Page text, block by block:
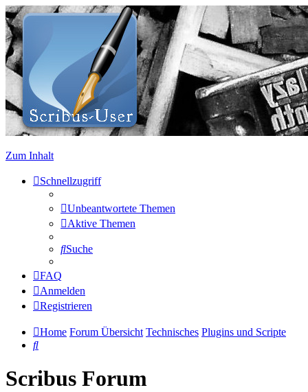
Zum Inhalt
Schnellzugriff
Unbeantwortete Themen
Aktive Themen
Suche
FAQ
Anmelden
Registrieren
Home Forum Übersicht Technisches Plugins und Scripte
Suche
Scribus Forum